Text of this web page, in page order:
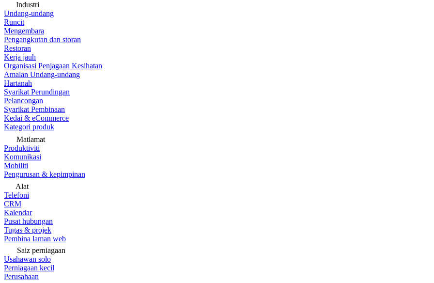
Industri
Undang-undang
Runcit
Mengembara
Pengangkutan dan storan
Restoran
Kerja jauh
Organisasi Penjagaan Kesihatan
Amalan Undang-undang
Hartanah
Syarikat Perundingan
Pelancongan
Syarikat Pembinaan
Kedai & eCommerce
Kategori produk
Matlamat
Produktiviti
Komunikasi
Mobiliti
Pengurusan & kepimpinan
Alat
Telefoni
CRM
Kalendar
Pusat hubungan
Tugas & projek
Pembina laman web
Saiz perniagaan
Usahawan solo
Perniagaan kecil
Perusahaan